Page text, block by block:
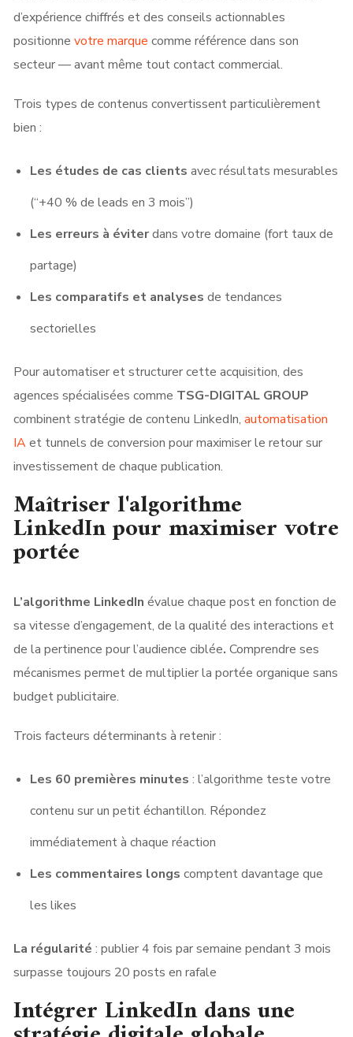
d’expérience chiffrés et des conseils actionnables
positionnevotre marque comme référence dans son
secteur — avant même tout contact commercial.
Trois types de contenus convertissent particulièrement
bien :
Les études de cas clients avec résultats mesurables
(“+40 % de leads en 3 mois”)
Les erreurs à éviterdans votre domaine (fort taux de
partage)
Les comparatifs et analyses de tendances
sectorielles
Pour automatiser et structurer cette acquisition, des
agences spécialisées comme TSG-DIGITAL GROUP
combinent stratégie de contenu LinkedIn,automatisation
IAet tunnels de conversion pour maximiser le retour sur
investissement de chaque publication.
Maîtriser l'algorithme
LinkedIn pour maximiser votre
portée
L’algorithme LinkedInévalue chaque post en fonction de
sa vitesse d’engagement, de la qualité des interactions et
de la pertinence pour l’audience ciblée. Comprendre ses
mécanismes permet de multiplier la portée organique sans
budget publicitaire.
Trois facteurs déterminants à retenir :
Les 60 premières minutes : l’algorithme teste votre
contenu sur un petit échantillon. Répondez
immédiatement à chaque réaction
Les commentaires longs comptent davantage que
les likes
La régularité : publier 4 fois par semaine pendant 3 mois
surpasse toujours 20 posts en rafale
Intégrer LinkedIn dans une